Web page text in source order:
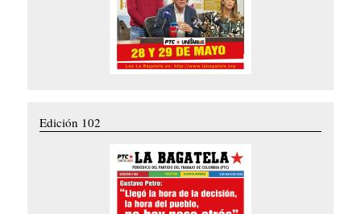
Edición 102